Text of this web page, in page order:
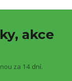
akce
za 14 dní.